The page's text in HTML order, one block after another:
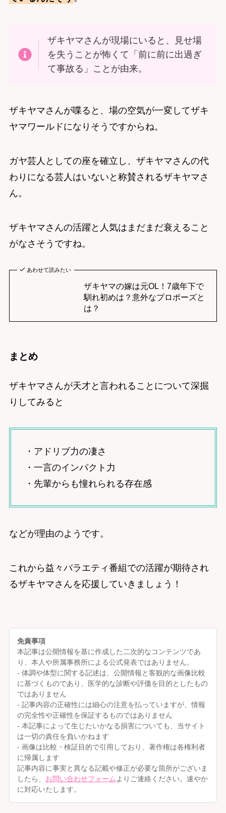
ザキヤマさんが現場にいると、見せ場
を失うことが怖くて「前に前に出過ぎ
て事故る」ことが由来。
ザキヤマさんが喋ると、場の空気が一変してザキ
ヤマワールドになりそうですからね。
ガヤ芸人としての座を確立し、ザキヤマさんの代
わりになる芸人はいないと称賛されるザキヤマさ
ん。
ザキヤマさんの活躍と人気はまだまだ衰えること
がなさそうですね。
あわせて読みたい
ザキヤマの嫁は元OL！7歳年下で
馴れ初めは？意外なプロポーズと
は？
まとめ
ザキヤマさんが天才と言われることについて深掘
りしてみると
・アドリブ力の凄さ
・一言のインパクト力
・先輩からも憧れられる存在感
などが理由のようです。
これから益々バラエティ番組での活躍が期待され
るザキヤマさんを応援していきましょう！
免責事項
本記事は公開情報を基に作成した二次的なコンテンツであ
り、本人や所属事務所による公式発表ではありません。
- 体調や体型に関する記述は、公開情報と客観的な画像比較
に基づくものであり、医学的な診断や評価を目的としたもの
ではありません
- 記事内容の正確性には細心の注意を払っていますが、情報
の完全性や正確性を保証するものではありません
- 本記事によって生じたいかなる損害についても、当サイト
は一切の責任を負いかねます
- 画像は比較・検証目的で引用しており、著作権は各権利者
に帰属します
記事内容に事実と異なる記載や修正が必要な箇所がございま
したら、 お問い合わせフォーム よりご連絡ください。速やか
に対応いたします。